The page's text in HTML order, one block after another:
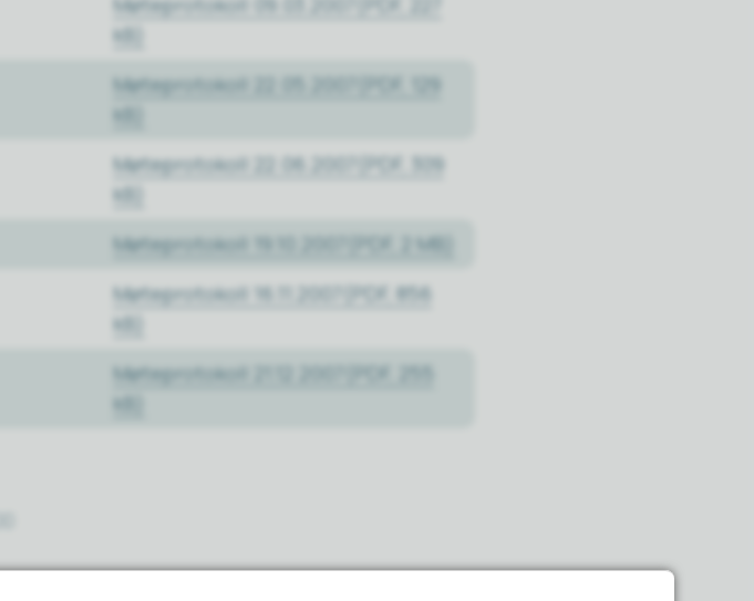
kB)
Møteprotokoll 22.05.2007
(PDF, 129
kB)
Møteprotokoll 22.06.2007
(PDF, 309
kB)
Møteprotokoll 19.10.2007 (PDF, 2 MB)
Møteprotokoll 16.11.2007
(PDF, 856
kB)
Møteprotokoll 21.12.2007
(PDF, 255
kB)